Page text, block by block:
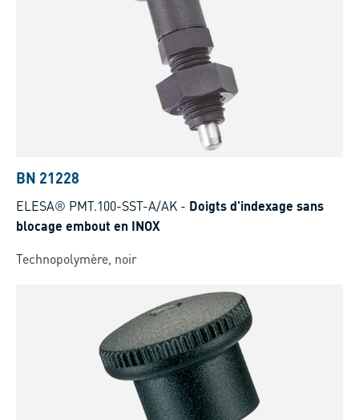
BN 21228
ELESA® PMT.100-SST-A/AK - Doigts d'indexage sans
blocage embout en INOX
Technopolymère, noir